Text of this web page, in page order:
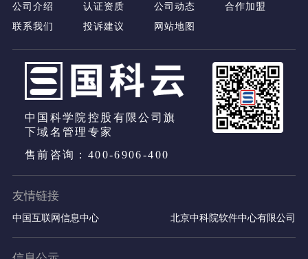
公司介绍 认证资质 公司动态
合作加盟
联系我们
投诉建议 网站地图
中国科学院控股有限公司旗
下域名管理专家
售前咨询：400-6906-400
友情链接
中国互联网信息中心 北京中科院软件中心有限公司